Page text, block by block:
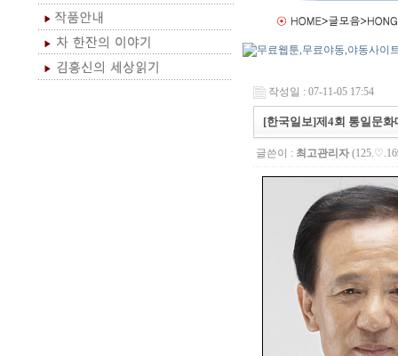
작성일 : 07-11-05 17:54
[한국일보]제4회 통일문
글쓴이 : 최고관리자